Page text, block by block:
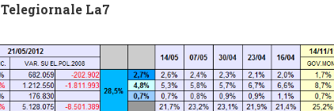
Telegiornale La7